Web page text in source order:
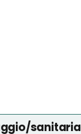
sanitaria